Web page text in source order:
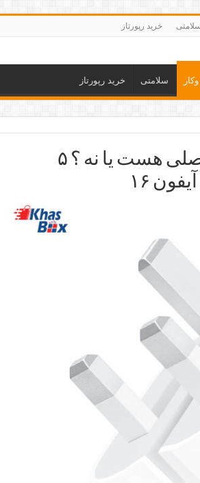
سلامتی خرید رپورتاز
سلامتی خرید رپورتاز
چطوری بفهمیم شارژر آیفون اصلی هست یا نه ؟ ۵
۱۶